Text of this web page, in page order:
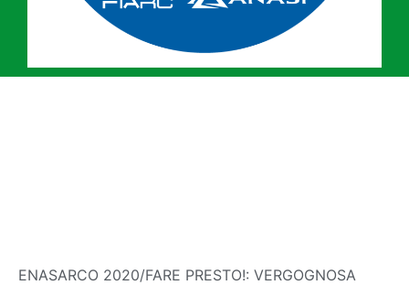
ENASARCO 2020/FARE PRESTO!: VERGOGNOSA